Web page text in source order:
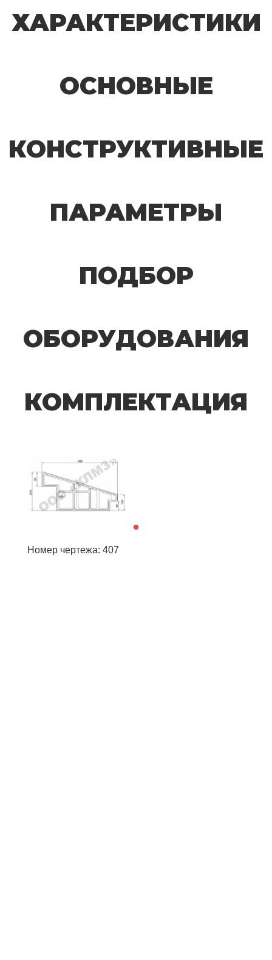
ХАРАКТЕРИСТИКИ
ОСНОВНЫЕ
КОНСТРУКТИВНЫЕ
ПАРАМЕТРЫ
ПОДБОР
ОБОРУДОВАНИЯ
КОМПЛЕКТАЦИЯ
Номер чертежа: 407